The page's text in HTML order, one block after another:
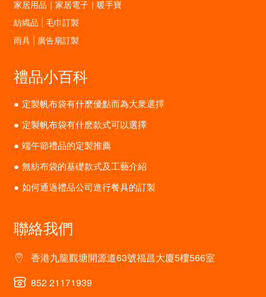
家居用品｜家居電子｜暖手寶
紡織品 | 毛巾訂製
雨具 | 廣告扇訂製
禮品小百科
定製帆布袋有什麽優點而為大衆選擇
定製帆布袋有什麽款式可以選擇
端午節禮品的定製推薦
無紡布袋的基礎款式及工藝介紹
如何通過禮品公司進行餐具的訂製
聯絡我們
香港九龍觀塘開源道63號福昌大廈5樓566室
852 21171939